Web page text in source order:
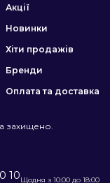
Акції
Новинки
Хіти продажів
Бренди
Оплата та доставка
захищено.
10Щодня з 10:00 до 18:00